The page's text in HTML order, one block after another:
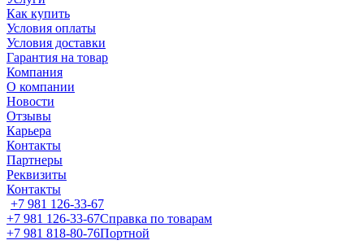
Как купить
Условия оплаты
Условия доставки
Гарантия на товар
Компания
О компании
Новости
Отзывы
Карьера
Контакты
Партнеры
Реквизиты
Контакты
+7 981 126-33-67
+7 981 126-33-67Справка по товарам
+7 981 818-80-76Портной